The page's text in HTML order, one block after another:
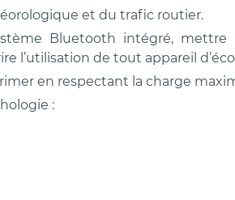
et du trafic routier.
Bluetooth intégré,
l’utilisation de tout appareil
en respectant la charge
: